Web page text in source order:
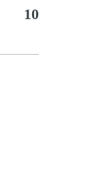
10